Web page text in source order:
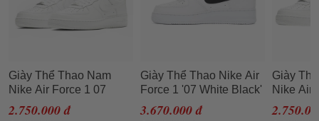
Giày Thể Thao Nam
Nike Air Force 1 07
White CW2288-
111/DD8959-100 Màu
2.750.000 đ
Giày Thể Thao Nike Air
Force 1 '07 White Black'
Màu Trắng Đen Size
35.5
3.670.000 đ
Giày
Nike Air
White
111/